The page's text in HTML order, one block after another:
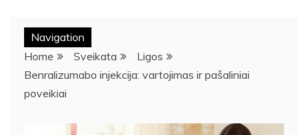
Navigation
Home
Sveikata
Ligos
Benralizumabo injekcija: vartojimas ir pašaliniai
poveikiai